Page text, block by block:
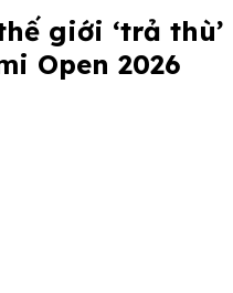
giới ‘trả thù’
Open 2026